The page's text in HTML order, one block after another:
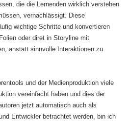
die die Lernenden wirklich verstehen
vernachlässigt. Diese
wichtige Schritte und konvertieren
oder diret in Storyline mit
anstatt sinnvolle Interaktionen zu
und der Medienproduktion viele
vereinfacht haben und dies der
jetzt automatisch auch als
Entwickler betrachtet werden, bin ich